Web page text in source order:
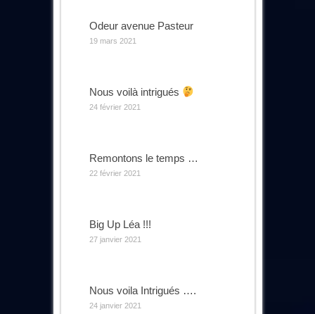
Odeur avenue Pasteur
19 mars 2021
Nous voilà intrigués
24 février 2021
Remontons le temps …
22 février 2021
Big Up Léa !!!
27 janvier 2021
Nous voila Intrigués ….
24 janvier 2021